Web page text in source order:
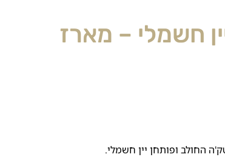
חשמלי – מארז
החולב ופותחן יין חשמלי.